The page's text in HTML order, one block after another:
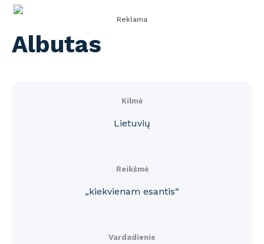
Reklama
Albutas
Kilmė
Lietuvių
Reikšmė
„kiekvienam esantis“
Vardadienis